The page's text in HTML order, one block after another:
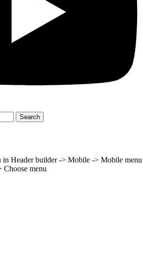
Search
in Header builder -> Mobile -> Mobile menu
Choose menu